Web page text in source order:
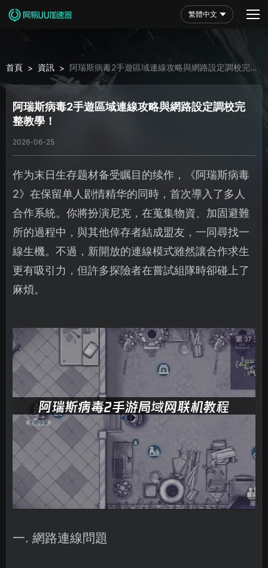
繁體中文
首頁 > 資訊 > 阿瑞斯病毒2手遊區域連線攻略與網路設定調校完整
教學！
阿瑞斯病毒2手遊區域連線攻略與網路設定調校完
整教學！
2026-06-25
作为末日生存题材备受瞩目的续作，《阿瑞斯病毒
2》在保留单人剧情精华的同時，首次導入了多人
合作系統。你將扮演尼克，在蒐集物資、加固避難
所的過程中，與其他倖存者結成盟友，一同尋找一
線生機。不過，新開放的連線模式雖然讓合作求生
更有吸引力，但許多探險者在嘗試組隊時卻碰上了
麻煩。
一. 網路連線問題